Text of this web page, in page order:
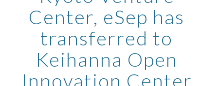
Center, eSep has
transferred to
Keihanna Open
Innovation Center